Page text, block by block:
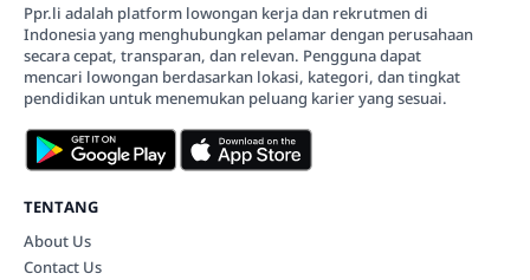
Ppr.li adalah platform lowongan kerja dan rekrutmen di
Indonesia yang menghubungkan pelamar dengan perusahaan
secara cepat, transparan, dan relevan. Pengguna dapat
mencari lowongan berdasarkan lokasi, kategori, dan tingkat
pendidikan untuk menemukan peluang karier yang sesuai.
TENTANG
About Us
Contact Us